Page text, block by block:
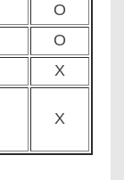
O
O
X
X